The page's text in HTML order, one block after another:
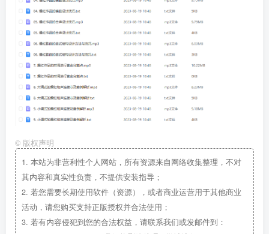
© 版权声明
1. 本站为非营利性个人网站，所有资源来自网络收集整理，不对
其内容和真实性负责，不提供安装指导；
2. 若您需要长期使用软件（资源），或者商业运营用于其他商业
活动，请您购买支持正版授权并合法使用；
3. 若有内容侵犯到您的合法权益，请联系我们或发邮件到：